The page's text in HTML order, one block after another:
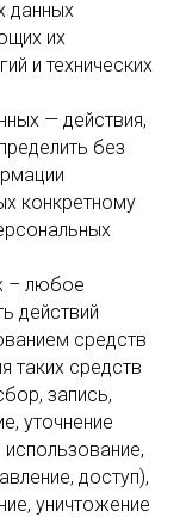
данных
их
и технических
— действия,
без
конкретному
– любое
действий
средств
таких средств
запись,
уточнение
доступ),
уничтожение